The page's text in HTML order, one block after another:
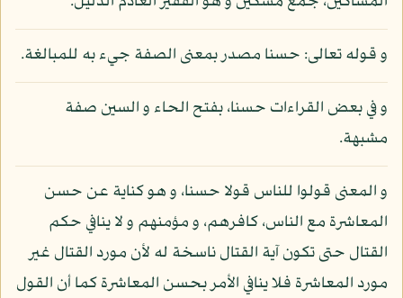
و قوله تعالى: حسنا مصدر بمعنى الصفة جيء به للمبالغة.
و في بعض القراءات حسنا، بفتح الحاء و السين صفة
مشبهة.
و المعنى قولوا للناس قولا حسنا، و هو كناية عن حسن
المعاشرة مع الناس، كافرهم، و مؤمنهم و لا ينافي حكم
القتال حتى تكون آية القتال ناسخة له لأن مورد القتال غير
مورد المعاشرة فلا ينافي الأمر بحسن المعاشرة كما أن القول